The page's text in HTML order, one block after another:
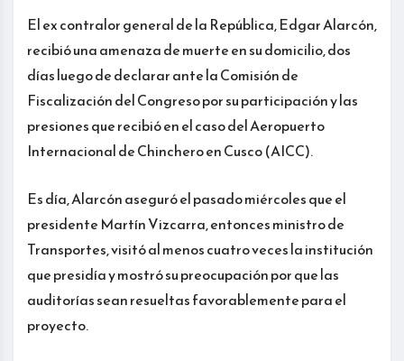
El ex contralor general de la República, Edgar Alarcón,
recibió una amenaza de muerte en su domicilio, dos
días luego de declarar ante la Comisión de
Fiscalización del Congreso por su participación y las
presiones que recibió en el caso del Aeropuerto
Internacional de Chinchero en Cusco (AICC).
Es día, Alarcón aseguró el pasado miércoles que el
presidente Martín Vizcarra, entonces ministro de
Transportes, visitó al menos cuatro veces la institución
que presidía y mostró su preocupación por que las
auditorías sean resueltas favorablemente para el
proyecto.